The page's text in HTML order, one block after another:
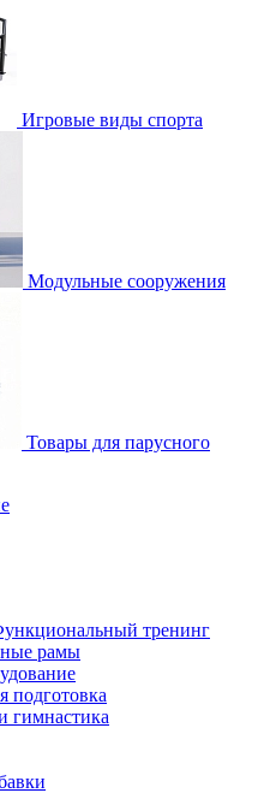
Игровые виды спорта
Модульные сооружения
Товары для парусного
тренинг
рамы
подготовка
гимнастика